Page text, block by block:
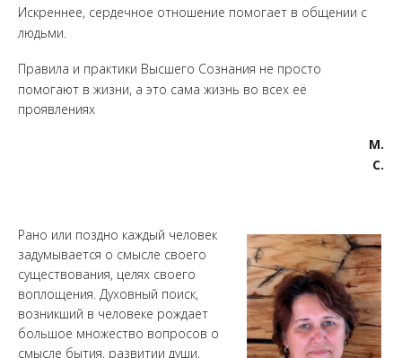
Искреннее, сердечное отношение помогает в общении с
людьми.
Правила и практики Высшего Сознания не просто
помогают в жизни, а это сама жизнь во всех её
проявлениях
М.
С.
Рано или поздно каждый человек
задумывается о смысле своего
существования, целях своего
воплощения. Духовный поиск,
возникший в человеке рождает
большое множество вопросов о
смысле бытия, развитии души,